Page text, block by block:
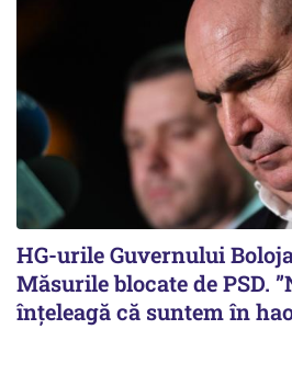
HG-urile Guvernului
Măsurile blocate de PSD.
înțeleagă că suntem în